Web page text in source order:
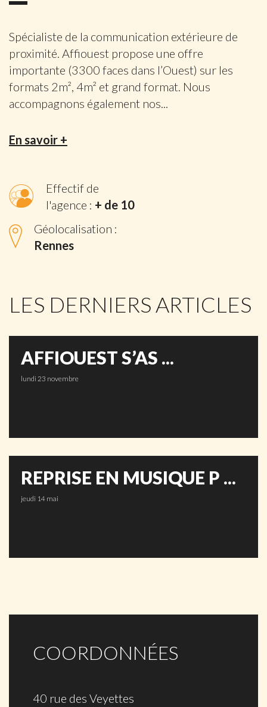
Spécialiste de la communication extérieure de
proximité. Affiouest propose une offre
importante (3300 faces dans l’Ouest) sur les
formats 2m², 4m² et grand format. Nous
accompagnons également nos...
En savoir +
Effectif de
l'agence : + de 10
Géolocalisation :
Rennes
LES DERNIERS ARTICLES
AFFIOUEST S’AS ...
lundi 23 novembre
REPRISE EN MUSIQUE P ...
jeudi 14 mai
COORDONNÉES
40 rue des Veyettes